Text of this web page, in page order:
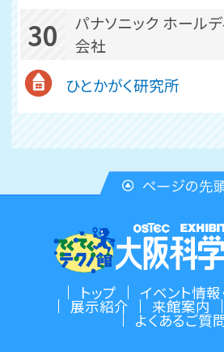
30
パナソニック ホール
会社
ひとかがく研究所
トップ イベント情報
展示紹介 来館案内
よくあるご質